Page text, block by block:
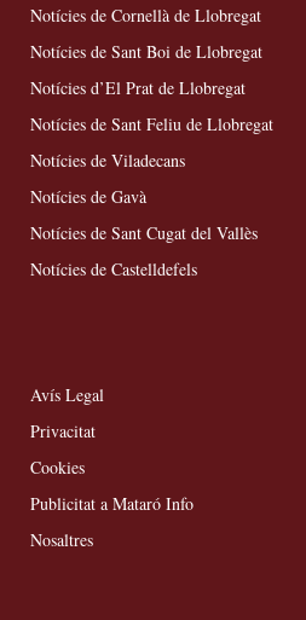
Notícies de Cornellà de Llobregat
Notícies de Sant Boi de Llobregat
Notícies d’El Prat de Llobregat
Notícies de Sant Feliu de Llobregat
Notícies de Viladecans
Notícies de Gavà
Notícies de Sant Cugat del Vallès
Notícies de Castelldefels
Avís Legal
Privacitat
Cookies
Publicitat a Mataró Info
Nosaltres